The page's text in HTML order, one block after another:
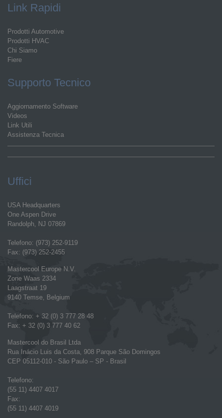
Link Rapidi
Prodotti Automotive
Prodotti HVAC
Chi Siamo
Fiere
Supporto Tecnico
Aggiornamento Software
Videos
Link Utili
Assistenza Tecnica
Uffici
USA Headquarters
One Aspen Drive
Randolph, NJ 07869
Telefono: (973) 252-9119
Fax: (973) 252-2455
Mastercool Europe N.V.
Zone Waas 2334
Laagstraat 19
9140 Temse, Belgium
Telefono: + 32 (0) 3 777 28 48
Fax: + 32 (0) 3 777 40 62
Mastercool do Brasil Ltda
Rua Inácio Luis da Costa, 908 Parque São Domingos
CEP 05112-010 - São Paulo – SP - Brasil
Telefono:
(55 11) 4407 4017
Fax:
(55 11) 4407 4019